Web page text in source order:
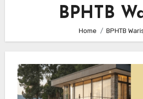
BPHTB
Home BPHTB